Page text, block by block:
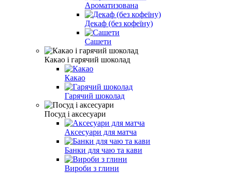
Ароматизована
Декаф (без кофеїну)
Сашети
Какао і гарячий шоколад
Какао
Гарячий шоколад
Посуд і аксесуари
Аксесуари для матча
Банки для чаю та кави
Вироби з глини